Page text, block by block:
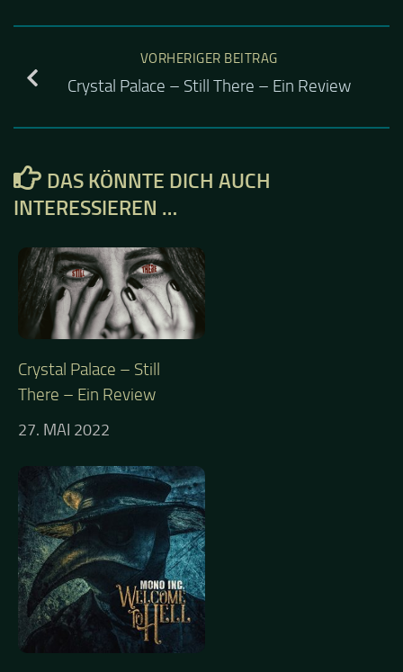
VORHERIGER BEITRAG
Crystal Palace – Still There – Ein Review
DAS KÖNNTE DICH AUCH
INTERESSIEREN …
Crystal Palace – Still
There – Ein Review
27. MAI 2022